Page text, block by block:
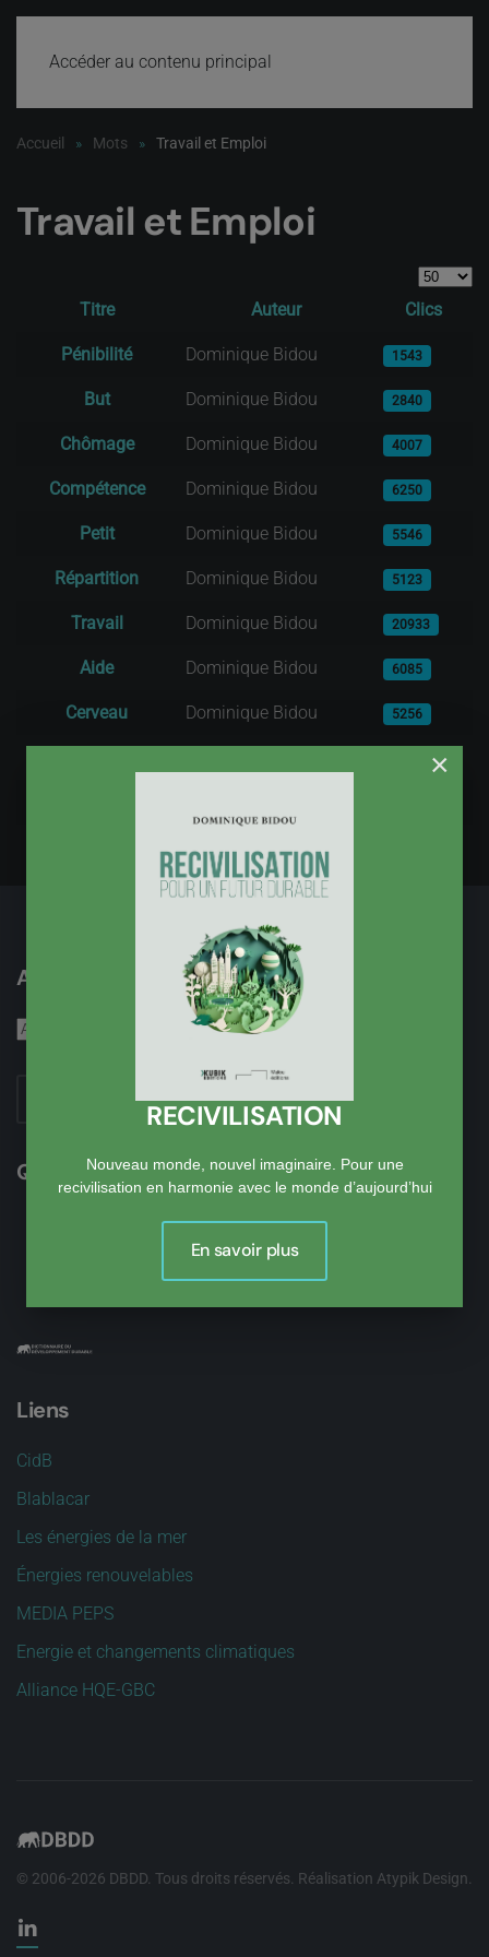
Accéder au contenu principal
Accueil Mots Travail et Emploi
Travail et Emploi
Afficher #
Articles
Titre Auteur Clics
Pénibilité Dominique Bidou 1543
But Dominique Bidou 2840
Chômage Dominique Bidou 4007
Compétence Dominique Bidou 6250
Petit Dominique Bidou 5546
Répartition Dominique Bidou 5123
Travail Dominique Bidou 20933
Aide Dominique Bidou 6085
Cerveau Dominique Bidou 5256
Abonnez-vous à notre lettre d'information
Qui sommes-nous ?
Liens
CidB
Blablacar
Les énergies de la mer
Énergies renouvelables
MEDIA PEPS
Energie et changements climatiques
Alliance HQE-GBC
© 2006-2026 DBDD. Tous droits réservés. Réalisation Atypik Design
×
RECIVILISATION
Nouveau monde, nouvel imaginaire. Pour une
recivilisation en harmonie avec le monde d’aujourd’hui
En savoir plus